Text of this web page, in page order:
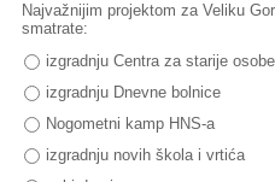
Najvažnijim projektom za Veliku
smatrate:
izgradnju Centra za starije osobe
izgradnju Dnevne bolnice
Nogometni kamp HNS-a
izgradnju novih škola i vrtića